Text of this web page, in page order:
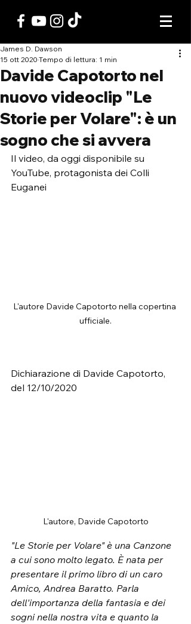
Davide Capotorto nel
nuovo videoclip "Le
Storie per Volare": è un
sogno che si avvera
James D. Dawson
15 ott 2020 Tempo di lettura: 1 min
Il video, da oggi disponibile su
YouTube, protagonista dei Colli
Euganei
L'autore Davide Capotorto nella copertina
ufficiale.
Dichiarazione di Davide Capotorto,
del 12/10/2020
L'autore, Davide Capotorto
"Le Storie per Volare" è una Canzone
a cui sono molto legato. È nata per
presentare il primo libro di un caro
Amico, Andrea Baratto. Parla
dell'importanza della fantasia e dei
sogni nella nostra vita e quanto la